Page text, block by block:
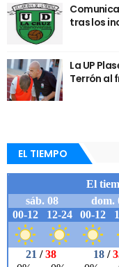
tras los
La UP
Terrón al
EL TIEMPO